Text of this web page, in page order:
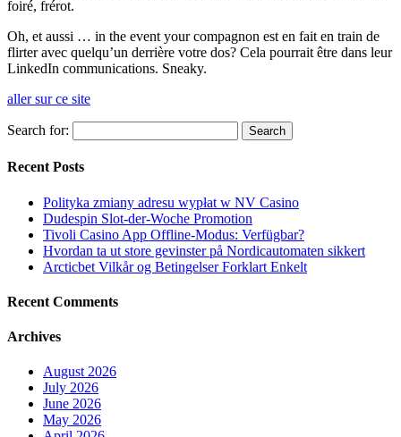
foiré, frérot.
Oh, et aussi … in the event your compagnon est en fait en train de
flirter avec quelqu’un derrière votre dos? Cela pourrait être dans leur
LinkedIn communications. Sneaky.
aller sur ce site
Search for:
Recent Posts
Polityka zmiany adresu wypłat w NV Casino
Dudespin Slot-der-Woche Promotion
Tivoli Casino App Offline-Modus: Verfügbar?
Hvordan ta ut store gevinster på Nordicautomaten sikkert
Arcticbet Vilkår og Betingelser Forklart Enkelt
Recent Comments
Archives
August 2026
July 2026
June 2026
May 2026